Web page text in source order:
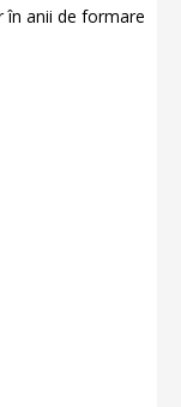
în anii de formare